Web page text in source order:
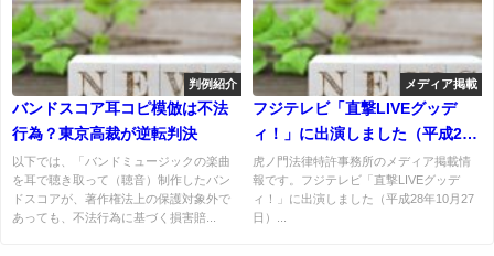
判例紹介
バンドスコア耳コピ模倣は不法
行為？東京高裁が逆転判決
以下では、「バンドミュージックの楽曲
を耳で聴き取って（聴音）制作したバン
ドスコアが、著作権法上の保護対象外で
あっても、不法行為に基づく損害賠...
メディア掲載
フジテレビ「直撃LIVEグッデ
ィ！」に出演しました（平成28
年10月27日）
虎ノ門法律特許事務所のメディア掲載情
報です。フジテレビ「直撃LIVEグッデ
ィ！」に出演しました（平成28年10月27
日）...